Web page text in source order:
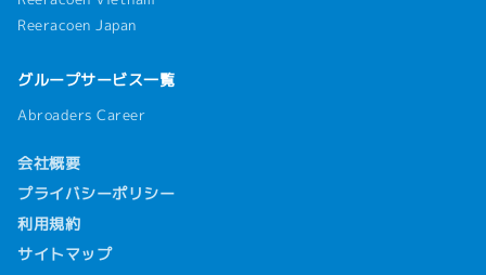
Reeracoen Japan
グループサービス一覧
Abroaders Career
会社概要
プライバシーポリシー
利用規約
サイトマップ